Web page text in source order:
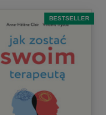
BESTSELLER